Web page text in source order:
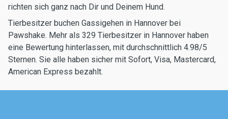
richten sich ganz nach Dir und Deinem Hund.
Tierbesitzer buchen Gassigehen in Hannover bei
Pawshake. Mehr als 329 Tierbesitzer in Hannover haben
eine Bewertung hinterlassen, mit durchschnittlich 4.98/5
Sternen. Sie alle haben sicher mit Sofort, Visa, Mastercard,
American Express bezahlt.